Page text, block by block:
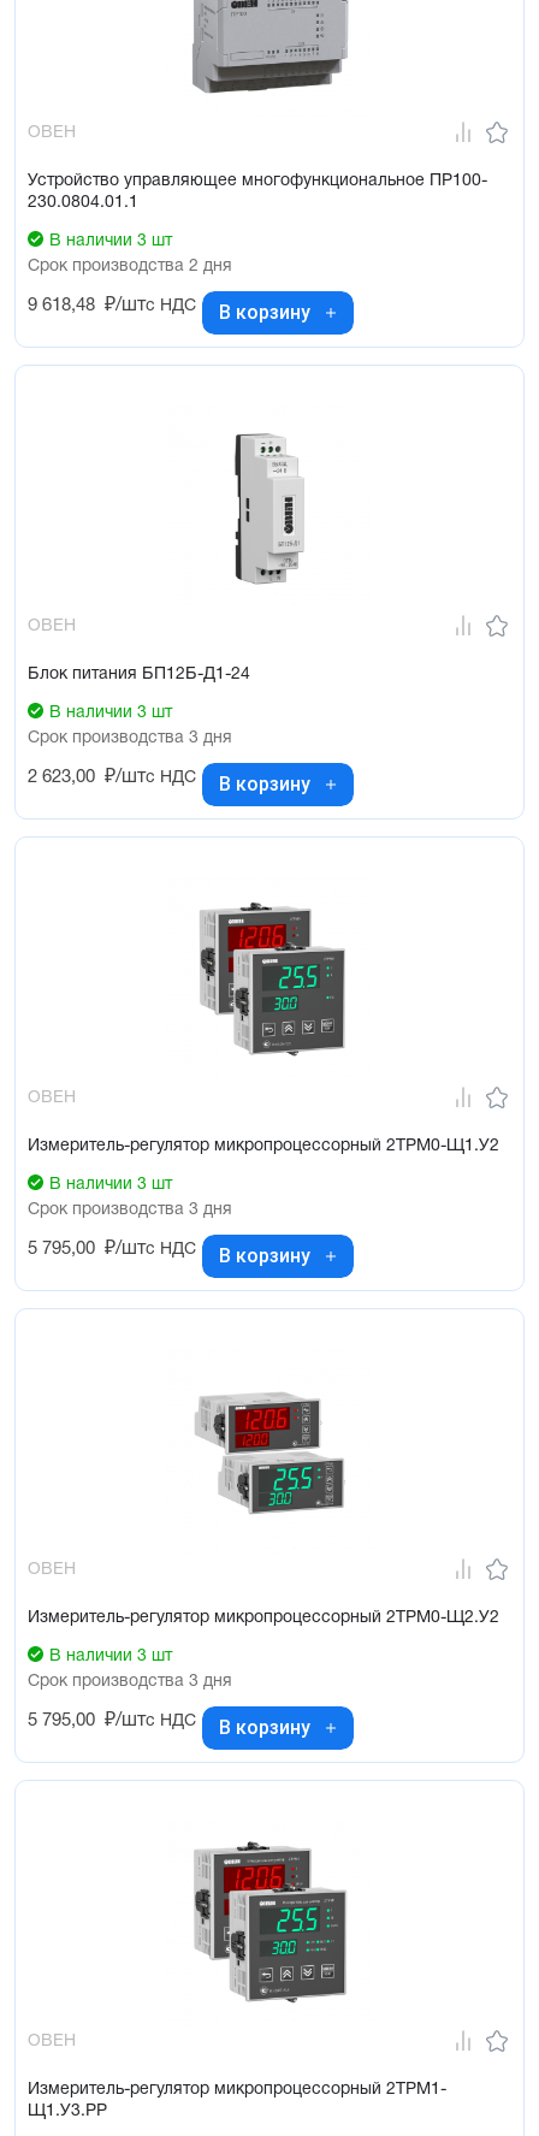
ОВЕН
Устройство управляющее многофункциональное ПР100-
230.0804.01.1
В наличии 3 шт
Срок производства 2 дня
9 618,48 ₽/штс НДС В корзину
ОВЕН
Блок питания БП12Б-Д1-24
В наличии 3 шт
Срок производства 3 дня
2 623,00 ₽/штс НДС В корзину
ОВЕН
Измеритель-регулятор микропроцессорный 2ТРМ0-Щ1.У2
В наличии 3 шт
Срок производства 3 дня
5 795,00 ₽/штс НДС В корзину
ОВЕН
Измеритель-регулятор микропроцессорный 2ТРМ0-Щ2.У2
В наличии 3 шт
Срок производства 3 дня
5 795,00 ₽/штс НДС В корзину
ОВЕН
Измеритель-регулятор микропроцессорный 2ТРМ1-
Щ1.У3.РР